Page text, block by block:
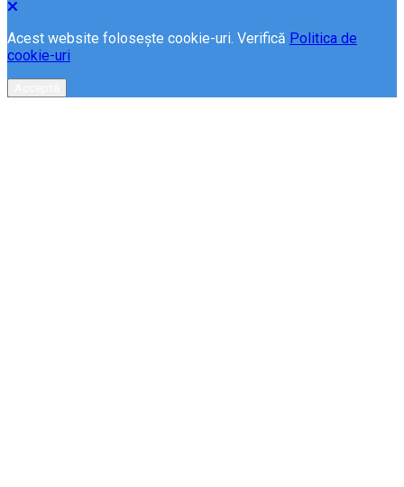
Acest website folosește cookie-uri. Verifică Politica de
cookie-uri